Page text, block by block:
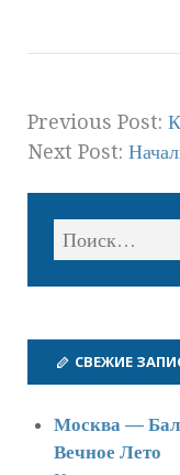
Previous Post:
Next Post:
СВЕЖИЕ
Москва —
Вечное Лето